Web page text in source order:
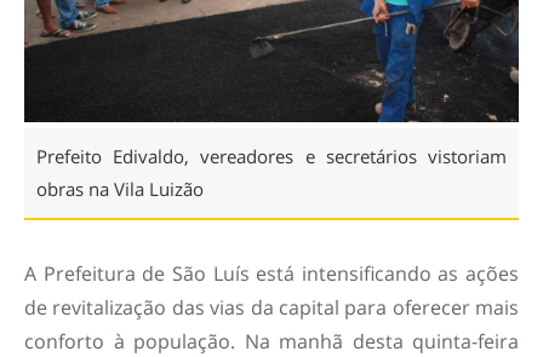
Prefeito Edivaldo, vereadores e secretários vistoriam
obras na Vila Luizão
A Prefeitura de São Luís está intensificando as ações
de revitalização das vias da capital para oferecer mais
conforto à população. Na manhã desta quinta-feira